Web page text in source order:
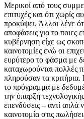
Μερικοί από τους
επιτυχές και ότι χωρίς
προκύψει. Άλλοι λένε
αποφάσεις για το ποιες
κυβέρνηση είχε ως
καινοτομίες ενώ οι
ευρύτερο το φάσμα με
καταχωρούνται πολλές
πληρούσαν τα
το πρόγραμμα με
την ύπαρξη
επενδύσεις – αντί απλά
καινοτομία στις